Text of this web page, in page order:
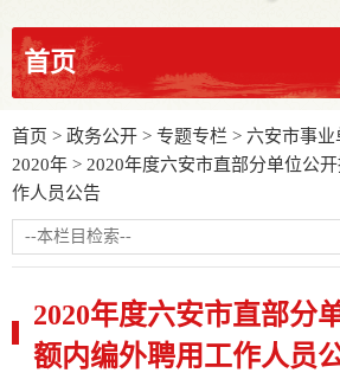
首页
首页 > 政务公开 > 专题专栏 > 六安市事
2020年 > 2020年度六安市直部分单位公
作人员公告
2020年度六安市直部分
额内编外聘用工作人员